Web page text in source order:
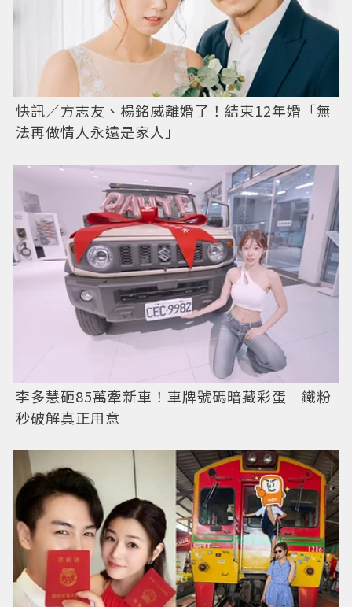
快訊／方志友、楊銘威離婚了！結束12年婚「無
法再做情人永遠是家人」
李多慧砸85萬牽新車！車牌號碼暗藏彩蛋 鐵粉
秒破解真正用意